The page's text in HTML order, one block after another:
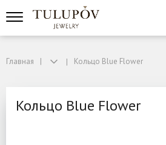
Главная Кольцо Blue Flower
Кольцо Blue Flower